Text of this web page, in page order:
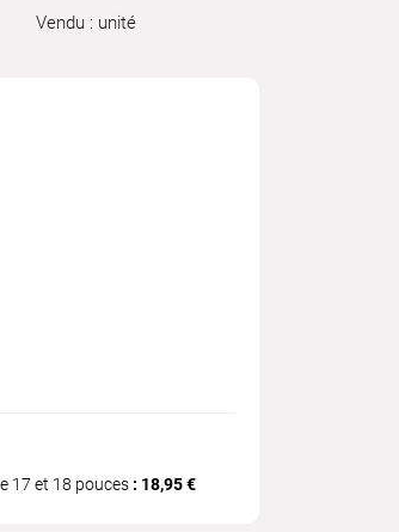
Vendu : unité
17 et 18 pouces : 18,95 €